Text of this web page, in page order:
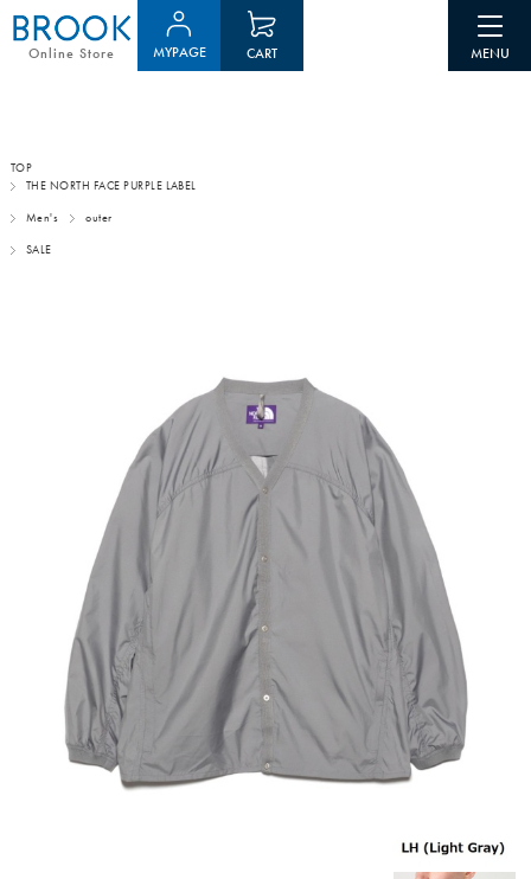
Online Store MYPAGE CART
TOP
THE NORTH FACE PURPLE LABEL
Men's outer
SALE